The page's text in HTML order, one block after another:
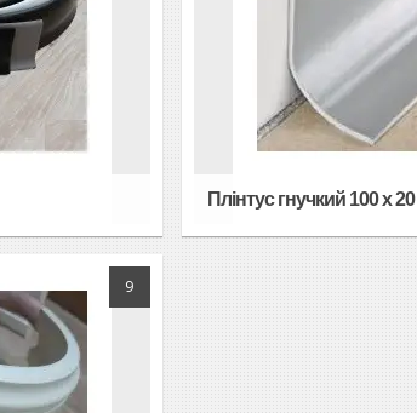
Плінтус гнучкий 100 х 20
9